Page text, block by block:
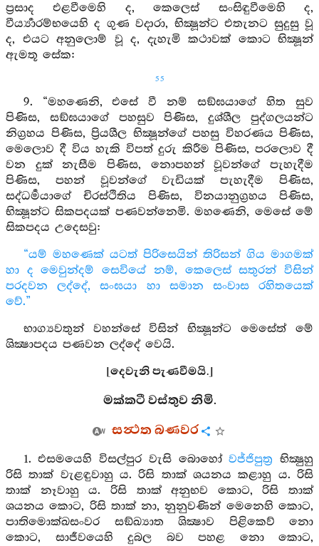
ප්‍රසාද එළවීමෙහි ද, කෙලෙස් සංසිඳුවීමෙහි ද,
වීර්‍ය්‍යාරම්භයෙහි ද ගුණ වදාරා, භික්‍ෂූන්ට එතැනට සුදුසු වූ
ද, එයට අනුලොම් වූ ද, දැහැමි කථාවක් කොට භික්‍ෂූන්
ඇමතූ සේක:
55
9. “මහණෙනි, එසේ වී නම් සඞ්ඝයාගේ හිත සුව
පිණිස, සඞ්ඝයාගේ පහසුව පිණිස, දුශ්ශීල පුද්ගලයන්ට
නිග්‍රහය පිණිස, ප්‍රියශීල භික්‍ෂූන්ගේ පහසු විහරණය පිණිස,
මෙලොව දී විය හැකි විපත් දුරු කිරීම පිණිස, පරලොව දී
වන දුක් නැසීම පිණිස, නොපහන් වූවන්ගේ පැහැදීම
පිණිස, පහන් වූවන්ගේ වැඩියක් පැහැදීම පිණිස,
සද්ධර්‍මයාගේ චිරස්ථිතිය පිණිස, විනයානුග්‍රහය පිණිස,
භික්‍ෂූන්ට සිකපදයක් පණවන්නෙමි. මහණෙනි, මෙසේ මේ
සිකපදය උදෙසවු:
“යම් මහණෙක් යටත් පිරිසෙයින් තිරිසන් ගිය මාගමක්
හා ද මෙවුන්දම් සෙවියේ නම්, කෙලෙස් සතුරන් විසින්
පරදවන ලද්දේ, සංඝයා හා සමාන සංවාස රහිතයෙක්
වේ.”
භාග්‍යවතුන් වහන්සේ විසින් භික්‍ෂූන්ට මෙසේත් මේ
ශික්‍ෂාපදය පණවන ලද්දේ වෙයි.
[දෙවැනි පැණවීමයි.]
මක්කටී වස්තුව නිමි.
සන්‍ථත බණවර
1. එසමයෙහි විසල්පුර වැසි බොහෝවජ්ජිපුත්‍ර භික්‍ෂුහු
රිසි තාක් වැළඳුවාහු ය. රිසි තාක් ශයනය කළාහු ය. රිසි
තාක් නෑවාහු ය. රිසි තාක් අනුභව කොට, රිසි තාක්
ශයනය කොට, රිසි තාක් නා, නුනුවණින් මෙනෙහි කොට,
පාතිමොක්ඛසංවර සඞ්ඛ්‍යාත ශික්‍ෂාව පිළිකෙව් නො
කොට, සාජීවයෙහි දුබල බව පහළ නො කොට,